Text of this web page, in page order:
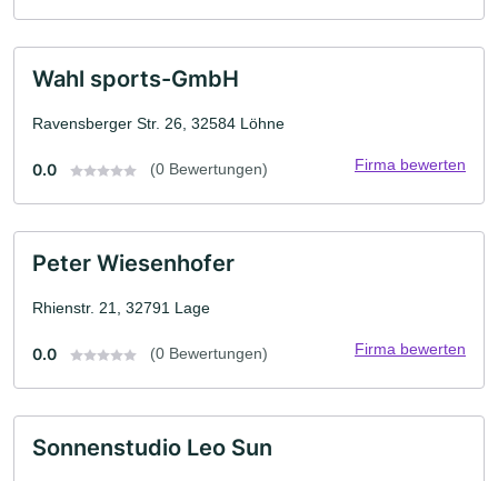
Wahl sports-GmbH
Ravensberger Str. 26, 32584 Löhne
0.0 (0 Bewertungen) Firma bewerten
Peter Wiesenhofer
Rhienstr. 21, 32791 Lage
0.0 (0 Bewertungen) Firma bewerten
Sonnenstudio Leo Sun